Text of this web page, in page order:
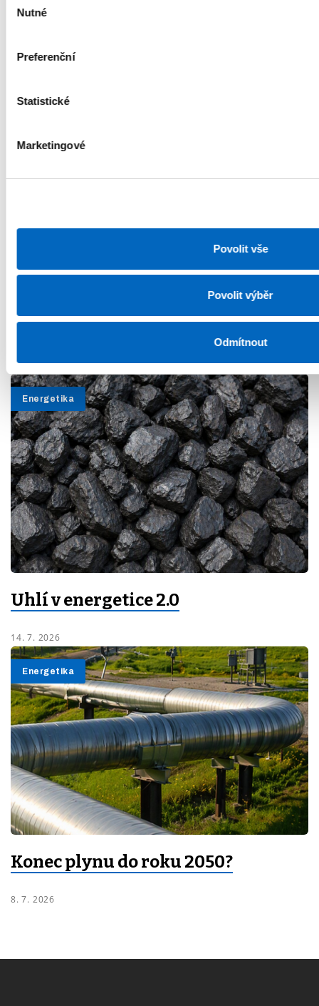
souhlasu
Nutné
Preferenční
Statistické
Marketingové
Povolit vše
Povolit výběr
Odmítnout
Nejnovější články
Útoky na lodě 2 500 km od Hormuzu
4. 8. 2026
Energetika
Uhlí v energetice 2.0
14. 7. 2026
Energetika
Konec plynu do roku 2050?
8. 7. 2026